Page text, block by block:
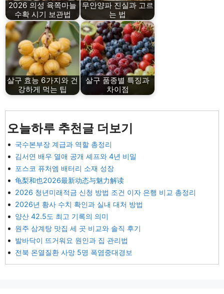
2026 의성 육쪽마늘
수확 시기 보관법
무안양파 진실과 고르
는 법
살구 효능 6가지와 건
강하게 먹는 팁
살구 품종별 특징과
차이점
오늘하루 추천글 더보기
국수본부장 계급과 역할 총정리
김서연 배우 열애 공개 셰프와 4년 비밀
포스코 퓨처엠 배터리 소재 성장
龟梨和也2026最新动态与魅力解读
2026 청년미래적금 신청 방법 조건 이자 은행 비교 총정리
2026년 황사 수치 확인과 실내 대처 방법
양산 42.5도 최고 기록의 의미
원주 삼계탕 맛집 세 곳 비교와 솔직 후기
발바닥이 뜨거워요 원인과 집 관리법
전북 온열질환 사망 5명 폭염중대경보